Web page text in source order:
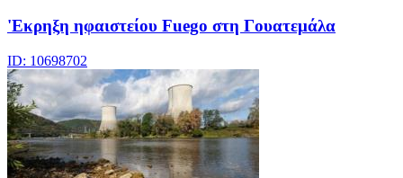
'Εκρηξη ηφαιστείου Fuego στη Γουατεμάλα
ID: 10698702